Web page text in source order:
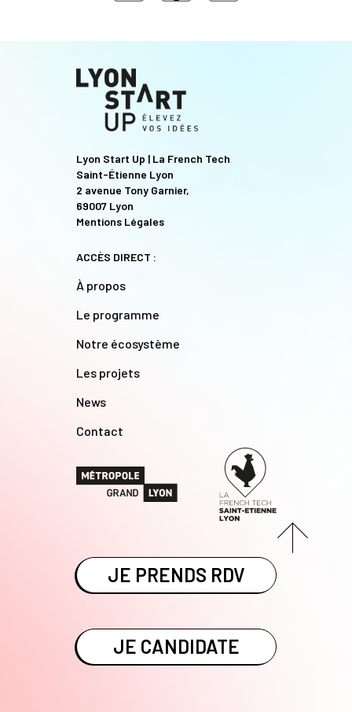
Lyon Start Up | La French Tech
Saint-Étienne Lyon
2 avenue Tony Garnier,
69007 Lyon
Mentions Légales
ACCÈS DIRECT :
À propos
Le programme
Notre écosystème
Les projets
News
Contact
JE PRENDS RDV
JE CANDIDATE